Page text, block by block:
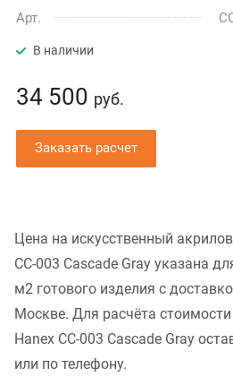
Арт.
В наличии
34 500 руб.
Заказать расчет
Цена на искусственный
СС-003 Cascade Gray указана
м2 готового изделия с
Москве. Для расчёта
Hanex СС-003 Cascade Gray
или по телефону.